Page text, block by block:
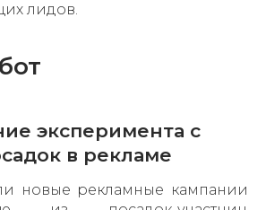
лидов.
эксперимента с
в рекламе
новые рекламные кампании